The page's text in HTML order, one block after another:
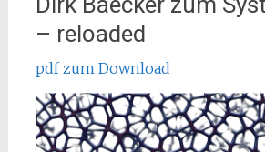
– reloaded
pdf zum Download